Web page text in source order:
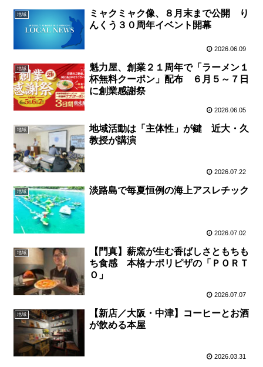
地域
ミャクミャク像、８月末まで公開 り
んくう３０周年イベント開幕
2026.06.09
地域
魁力屋、創業２１周年で「ラーメン１
杯無料クーポン」配布 ６月５～７日
に創業感謝祭
2026.06.05
地域
地域活動は「主体性」が鍵 近大・久
教授が講演
2026.07.22
地域 淡路島で毎夏恒例の海上アスレチック
2026.07.02
地域
【門真】薪窯が生む香ばしさともちも
ち食感 本格ナポリピザの「ＰＯＲＴ
Ｏ」
2026.07.07
地域
【新店／大阪・中津】コーヒーとお酒
が飲める本屋
2026.03.31